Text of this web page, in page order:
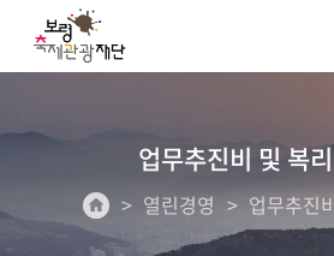
업무추진비 및 복
열린경영 업무추진